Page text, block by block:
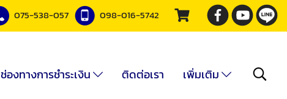
075-538-057 098-016-5742
ช่องทางการชำระเงิน ติดต่อเรา เพิ่มเติม